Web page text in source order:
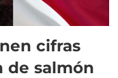
cifras
de salmón